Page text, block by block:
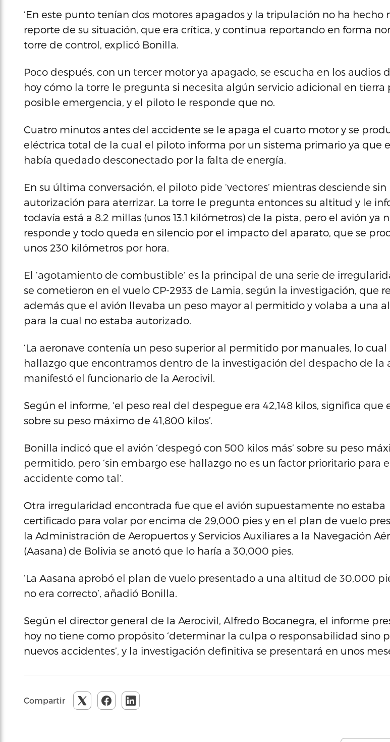
‘En este punto tenían dos motores apagados y la tripulación no ha hecho
reporte de su situación, que era crítica, y continua reportando en forma
torre de control, explicó Bonilla.
Poco después, con un tercer motor ya apagado, se escucha en los audios
hoy cómo la torre le pregunta si necesita algún servicio adicional en tierra
posible emergencia, y el piloto le responde que no.
Cuatro minutos antes del accidente se le apaga el cuarto motor y se
eléctrica total de la cual el piloto informa por un sistema primario ya que
había quedado desconectado por la falta de energía.
En su última conversación, el piloto pide ‘vectores’ mientras desciende sin
autorización para aterrizar. La torre le pregunta entonces su altitud y le
todavía está a 8.2 millas (unos 13.1 kilómetros) de la pista, pero el avión ya
responde y todo queda en silencio por el impacto del aparato, que se
unos 230 kilómetros por hora.
El ‘agotamiento de combustible’ es la principal de una serie de
se cometieron en el vuelo CP-2933 de Lamia, según la investigación, que
además que el avión llevaba un peso mayor al permitido y volaba a una
para la cual no estaba autorizado.
‘La aeronave contenía un peso superior al permitido por manuales, lo cual
hallazgo que encontramos dentro de la investigación del despacho de la
manifestó el funcionario de la Aerocivil.
Según el informe, ‘el peso real del despegue era 42,148 kilos, significa que
sobre su peso máximo de 41,800 kilos’.
Bonilla indicó que el avión ‘despegó con 500 kilos más’ sobre su peso
permitido, pero ‘sin embargo ese hallazgo no es un factor prioritario para
accidente como tal’.
Otra irregularidad encontrada fue que el avión supuestamente no estaba
certificado para volar por encima de 29,000 pies y en el plan de vuelo
la Administración de Aeropuertos y Servicios Auxiliares a la Navegación
(Aasana) de Bolivia se anotó que lo haría a 30,000 pies.
‘La Aasana aprobó el plan de vuelo presentado a una altitud de 30,000
no era correcto’, añadió Bonilla.
Según el director general de la Aerocivil, Alfredo Bocanegra, el informe
hoy no tiene como propósito ‘determinar la culpa o responsabilidad sino
nuevos accidentes’, y la investigación definitiva se presentará en unos
Compartir